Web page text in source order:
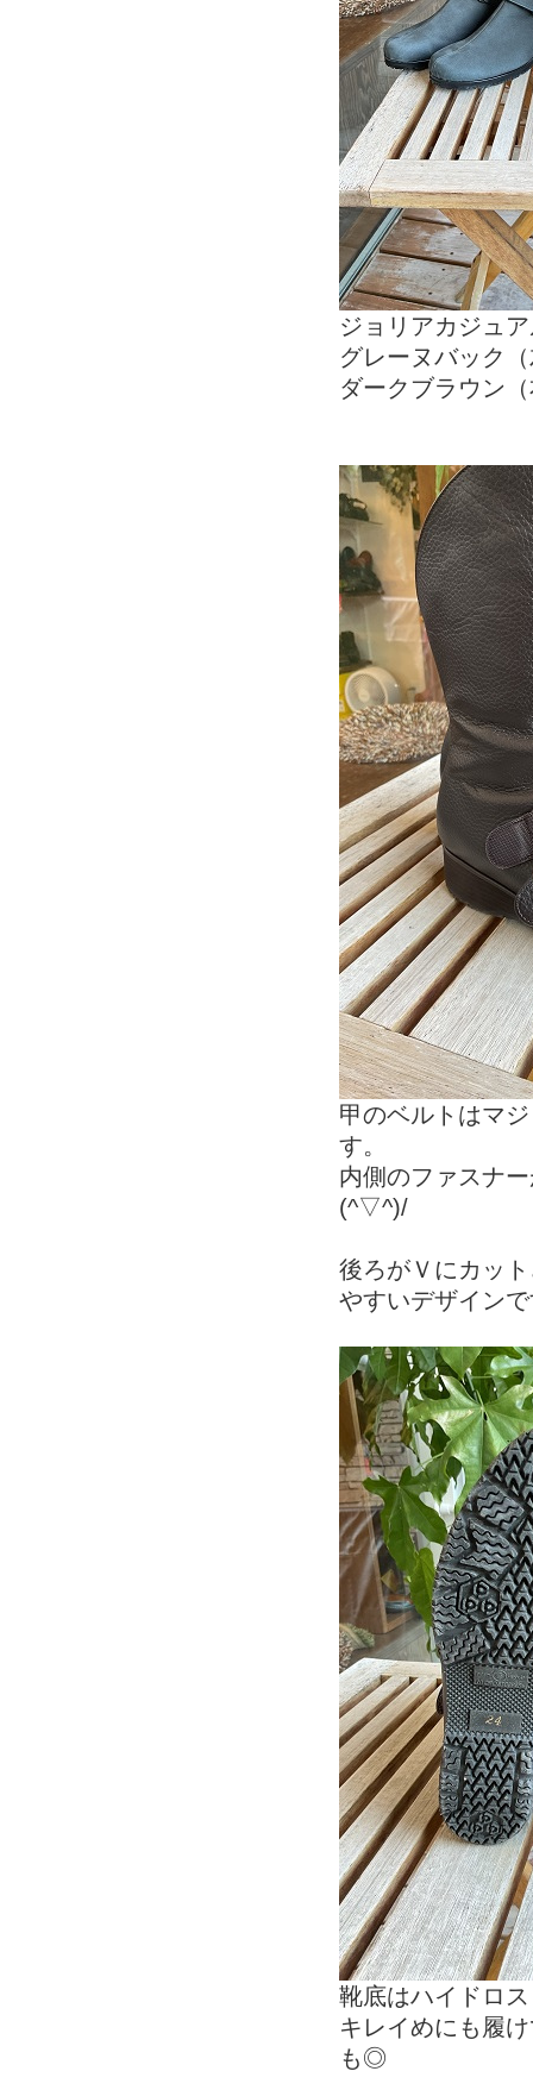
ジョリアカジュ
グレーヌバック
ダークブラウン
甲のベルトはマ
す。
内側のファスナ
(^▽^)/
後ろがＶにカッ
やすいデザイン
靴底はハイドロ
キレイめにも履
も◎